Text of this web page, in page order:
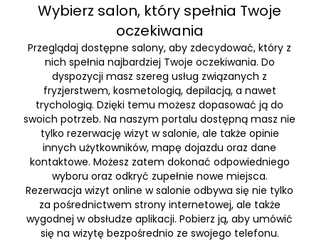
Wybierz salon, który spełnia Twoje
oczekiwania
Przeglądaj dostępne salony, aby zdecydować, który z
nich spełnia najbardziej Twoje oczekiwania. Do
dyspozycji masz szereg usług związanych z
fryzjerstwem, kosmetologią, depilacją, a nawet
trychologią. Dzięki temu możesz dopasować ją do
swoich potrzeb. Na naszym portalu dostępną masz nie
tylko rezerwację wizyt w salonie, ale także opinie
innych użytkowników, mapę dojazdu oraz dane
kontaktowe. Możesz zatem dokonać odpowiedniego
wyboru oraz odkryć zupełnie nowe miejsca.
Rezerwacja wizyt online w salonie odbywa się nie tylko
za pośrednictwem strony internetowej, ale także
wygodnej w obsłudze aplikacji. Pobierz ją, aby umówić
się na wizytę bezpośrednio ze swojego telefonu.